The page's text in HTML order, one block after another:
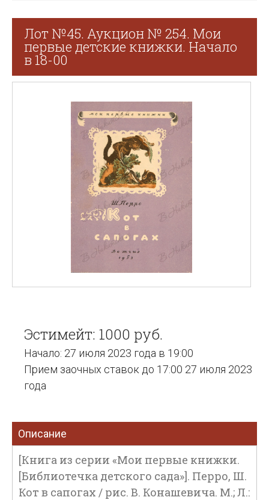
Лот №45. Аукцион № 254. Мои
первые детские книжки. Начало
в 18-00
Эстимейт: 1000 руб.
Начало: 27 июля 2023 года в 19:00
Прием заочных ставок до 17:00 27 июля 2023
года
Описание
[Книга из серии «Мои первые книжки.
[Библиотечка детского сада»]. Перро, Ш.
Кот в сапогах / рис. В. Конашевича. М.; Л.: